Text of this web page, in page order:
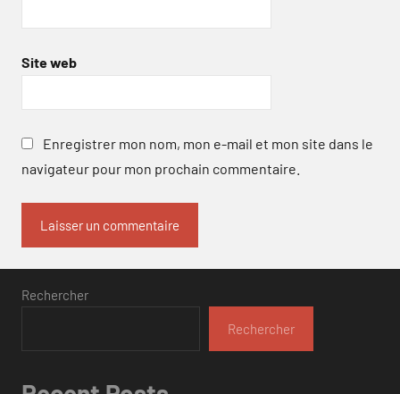
Site web
Enregistrer mon nom, mon e-mail et mon site dans le
navigateur pour mon prochain commentaire.
Rechercher
Rechercher